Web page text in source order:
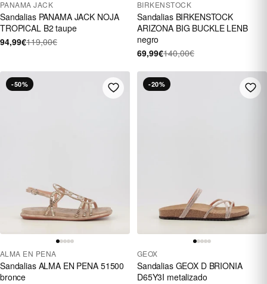
PANAMA JACK
Sandalias PANAMA JACK NOJA
TROPICAL B2 taupe
94,99€119,00€
BIRKENSTOCK
Sandalias BIRKENSTOCK
ARIZONA BIG BUCKLE LENB
negro
69,99€140,00€
-50%
ALMA EN PENA
Sandalias ALMA EN PENA 51500
bronce
-20%
GEOX
Sandalias GEOX D BRIONIA
D65Y3I metalizado